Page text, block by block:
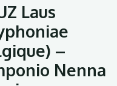
Laus
–
Nenna